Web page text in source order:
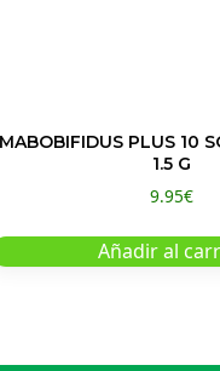
MABOBIFIDUS PLUS 10
1.5 G
9.95€
Añadir al